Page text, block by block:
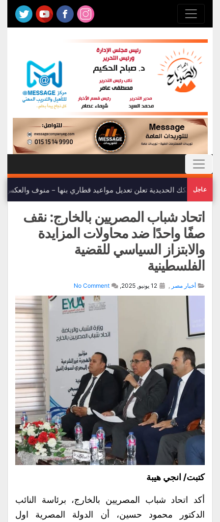
عاجل
هيئة السكك الحديدية تعلن تعديل مواعيد قطاري بنها – منوف والعكس
اتحاد شباب المصريين بالخارج: نقف
صفًا واحدًا ضد محاولات المزايدة
والابتزاز السياسي للقضية
الفلسطينية
أخبار مصر ,
No Comment
كتبت/ انجي هيبة
أكد اتحاد شباب المصريين بالخارج، برئاسة النائب
الدكتور محمود حسين، أن الدولة المصرية اول